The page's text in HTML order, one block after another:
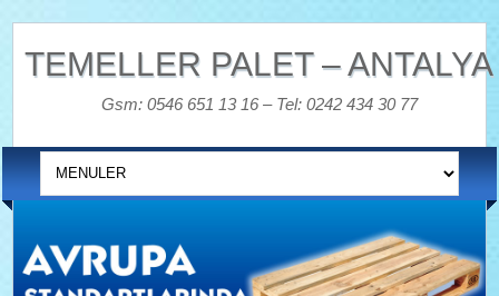
TEMELLER PALET – ANTALYA
Gsm: 0546 651 13 16 – Tel: 0242 434 30 77